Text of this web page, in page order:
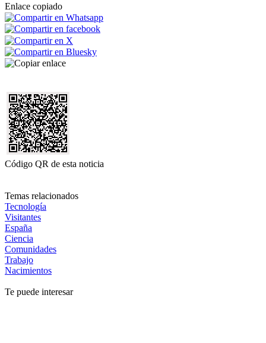
Enlace copiado
Código QR de esta noticia
Temas relacionados
Tecnología
Visitantes
España
Ciencia
Comunidades
Trabajo
Nacimientos
Te puede interesar